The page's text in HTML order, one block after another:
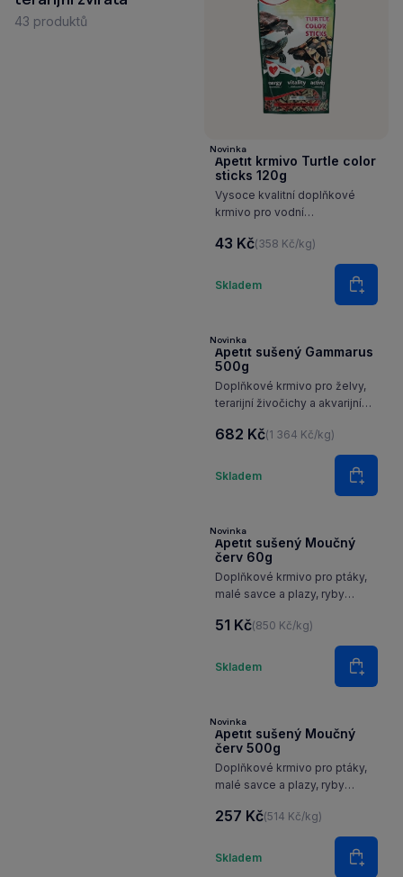
43 produktů
Novinka
Apetit krmivo Turtle color
sticks 120g
Vysoce kvalitní doplňkové
krmivo pro vodní
43 Kč(358 Kč/kg)
Skladem
Množství
Do
Novinka
Apetit sušený Gammarus
500g
Doplňkové krmivo pro želvy,
terarijní živočichy a akvarijní
682 Kč(1 364 Kč/kg)
Skladem
Množství
Do
Novinka
Apetit sušený Moučný
červ 60g
Doplňkové krmivo pro ptáky,
malé savce a plazy, ryby
51 Kč(850 Kč/kg)
Skladem
Množství
Do
Novinka
Apetit sušený Moučný
červ 500g
Doplňkové krmivo pro ptáky,
malé savce a plazy, ryby
257 Kč(514 Kč/kg)
Skladem
Množství
Do